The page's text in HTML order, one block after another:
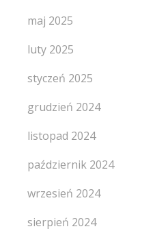
maj 2025
luty 2025
styczeń 2025
grudzień 2024
listopad 2024
październik 2024
wrzesień 2024
sierpień 2024